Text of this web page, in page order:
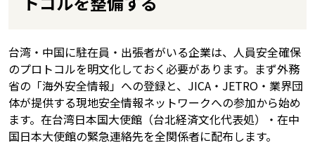
台湾・中国に駐在員・出張者がいる企業は、人員安全確保
のプロトコルを明文化しておく必要があります。まず外務
省の「海外安全情報」への登録と、JICA・JETRO・業界団
体が提供する現地安全情報ネットワークへの参加から始め
ます。在台湾日本国大使館（台北経済文化代表処）・在中
国日本大使館の緊急連絡先を全関係者に配布します。